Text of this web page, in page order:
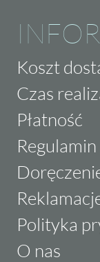
Koszt
Czas
Płatność
Regulamin
Polityka
O nas